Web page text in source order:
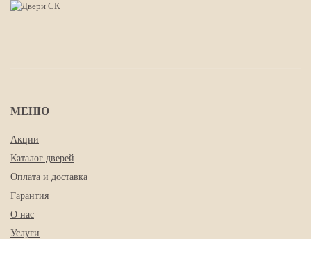
МЕНЮ
Акции
Каталог дверей
Оплата и доставка
Гарантия
О нас
Услуги